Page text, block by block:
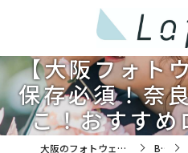
【大阪フォト
保存必須！奈
こ！おすす
大阪のフォトウェディングは株式会社ラフエイト BLOG